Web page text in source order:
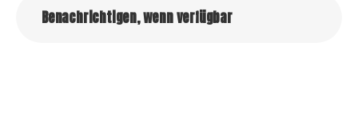
Benachrichtigen, wenn verfügbar